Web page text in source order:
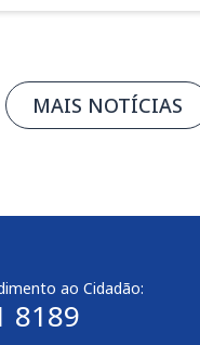
MAIS NOTÍCIAS
ao Cidadão:
8189